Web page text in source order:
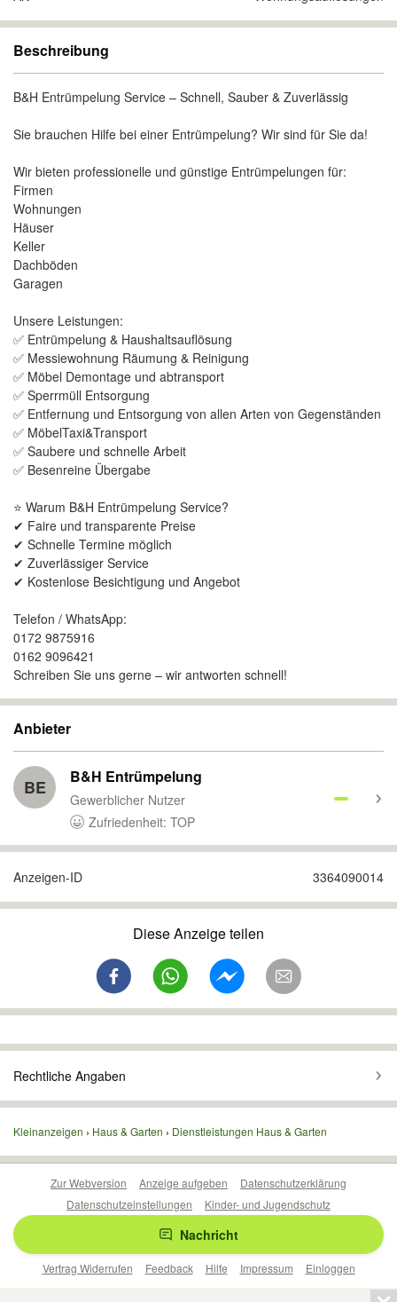
Beschreibung
B&H Entrümpelung Service – Schnell, Sauber & Zuverlässig
Sie brauchen Hilfe bei einer Entrümpelung? Wir sind für Sie da!
Wir bieten professionelle und günstige Entrümpelungen für:
Firmen
Wohnungen
Häuser
Keller
Dachböden
Garagen
Unsere Leistungen:
✅ Entrümpelung & Haushaltsauflösung
✅ Messiewohnung Räumung & Reinigung
✅ Möbel Demontage und abtransport
✅ Sperrmüll Entsorgung
✅ Entfernung und Entsorgung von allen Arten von Gegenständen
✅ MöbelTaxi&Transport
✅ Saubere und schnelle Arbeit
✅ Besenreine Übergabe
⭐ Warum B&H Entrümpelung Service?
✔ Faire und transparente Preise
✔ Schnelle Termine möglich
✔ Zuverlässiger Service
✔ Kostenlose Besichtigung und Angebot
Telefon / WhatsApp:
0172 9875916
0162 9096421
Schreiben Sie uns gerne – wir antworten schnell!
Anbieter
BE B&H Entrümpelung
Gewerblicher Nutzer
Zufriedenheit: TOP
Anzeigen-ID 3364090014
Diese Anzeige teilen
Rechtliche Angaben
Kleinanzeigen Haus & Garten Dienstleistungen Haus & Garten
Nachricht
Zur Webversion Anzeige aufgeben
Datenschutzerklärung
Datenschutzeinstellungen
Kinder- und Jugendschutz
Barrierefreiheitserklärung
Vertrag Widerrufen
Feedback Hilfe Impressum Einloggen